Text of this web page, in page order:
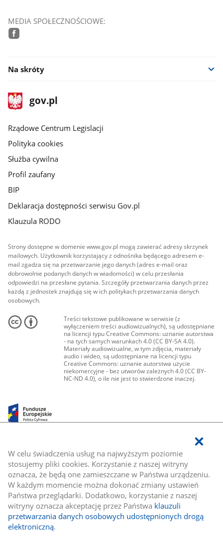
W celu świadczenia usług na najwyższym poziomie
stosujemy pliki cookies. Korzystanie z naszej witryny
oznacza, że będą one zamieszczane w Państwa urządzeniu.
W każdym momencie można dokonać zmiany ustawień
Państwa przeglądarki. Dodatkowo, korzystanie z naszej
witryny oznacza akceptację przez Państwa klauzuli
przetwarzania danych osobowych udostępnionych drogą
elektroniczną.
MEDIA SPOŁECZNOŚCIOWE:
Na skróty
stopka
gov.plStrona
gov.pl
Rządowe Centrum Legislacji
Polityka cookies
Służba cywilna
Profil zaufany
BIP
Deklaracja dostępności serwisu Gov.pl
Klauzula RODO
Strony dostępne w domenie www.gov.pl mogą zawierać adresy skrzynek
mailowych. Użytkownik korzystający z odnośnika będącego adresem e-
mail zgadza się na przetwarzanie jego danych (adres e-mail oraz
dobrowolnie podanych danych w wiadomości) w celu przesłania
odpowiedzi na przesłane pytania. Szczegóły przetwarzania danych przez
każdą z jednostek znajdują się w ich politykach przetwarzania danych
osobowych.
Treści tekstowe publikowane w serwisie (z
wyłączeniem treści audiowizualnych), są udostępniane
na licencji typu Creative Commons: uznanie autorstwa
- na tych samych warunkach 4.0 (CC BY-SA 4.0).
Materiały audiowizualne, w tym zdjęcia, materiały
audio i wideo, są udostępniane na licencji typu
Creative Commons: uznanie autorstwa użycie
niekomercyjne - bez utworów zależnych 4.0 (CC BY-
NC-ND 4.0), o ile nie jest to stwierdzone inaczej.